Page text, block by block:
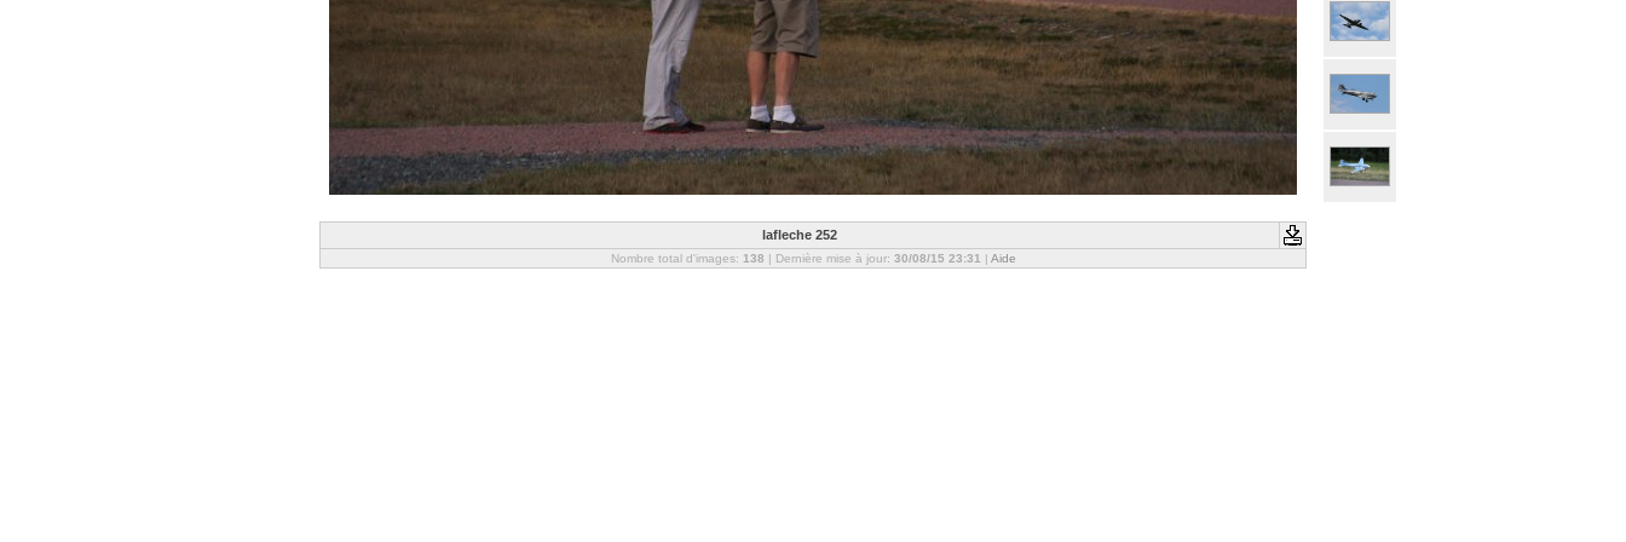
lafleche 252
Nombre total d'images: 138 | Dernière mise à jour: 30/08/15 23:31 | Aide